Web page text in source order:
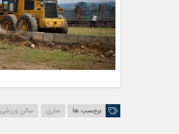
برچسب ها ساری سالن ورزشی